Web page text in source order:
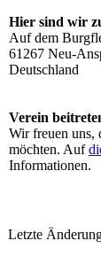
Hier sind wir
Auf dem
61267 Neu-
Deutschland
Verein
Wir freuen uns,
möchten. Auf
Informationen.
Letzte